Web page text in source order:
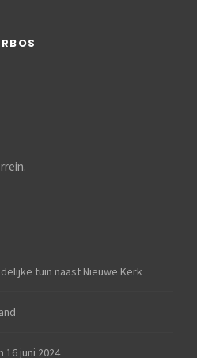
tuin naast Nieuwe Kerk
16 juni 2024